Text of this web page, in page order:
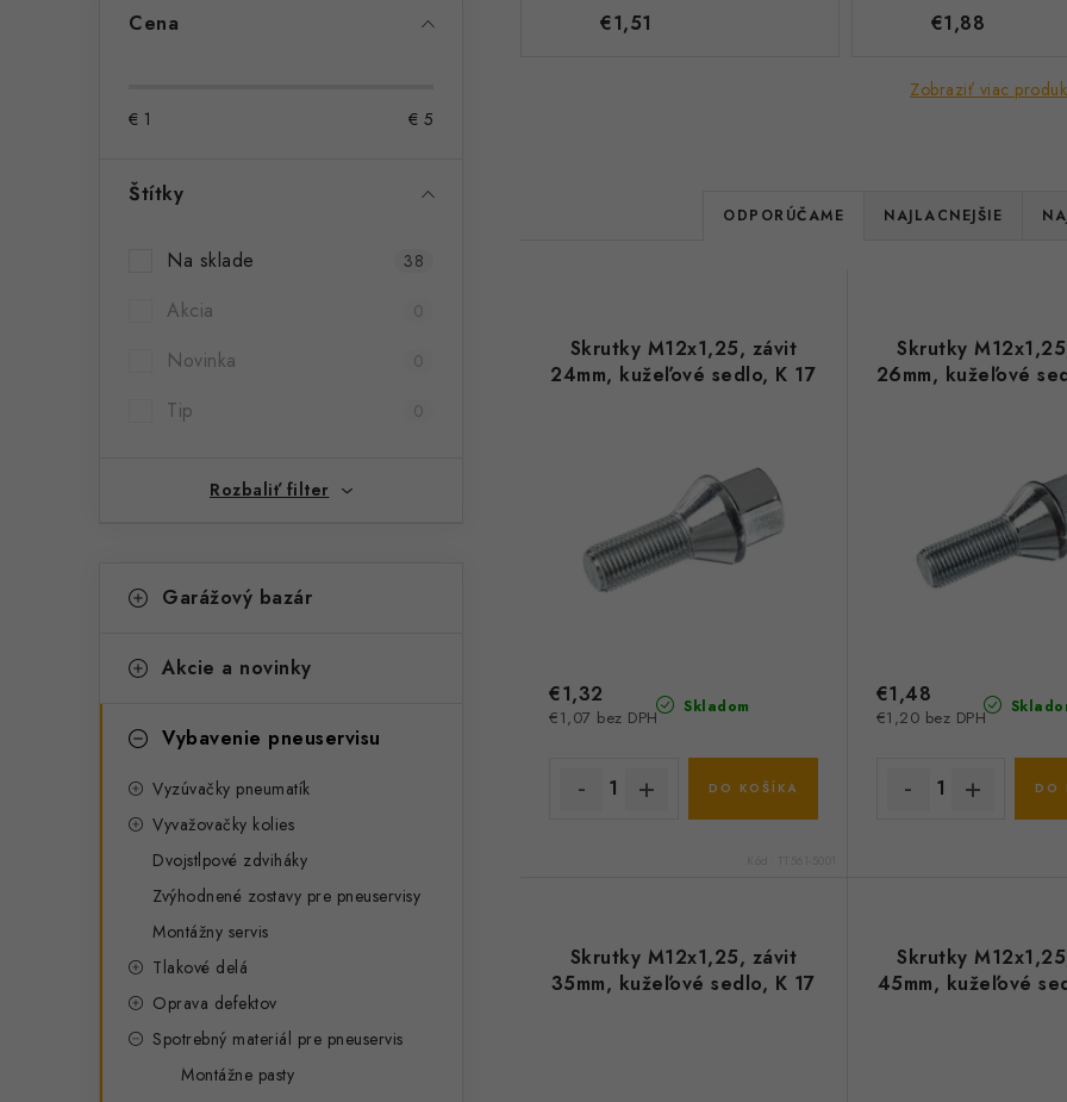
Cena
€ 1 € 5
Štítky
Na sklade 38
Akcia 0
Novinka 0
Tip 0
Rozbaliť filter
kategórie
e
Garážový bazár
Akcie a novinky
Vybavenie pneuservisu
Vyzúvačky pneumatík
Vyvažovačky kolies
Dvojstlpové zdviháky
Zvýhodnené zostavy pre pneuservisy
Montážny servis
Tlakové delá
Oprava defektov
Spotrebný materiál pre pneuservis
Montážne pasty
€1,51 €1,88
Zobraziť viac
R
e
n
e
p
r
u
k
t
ODPORÚČAME NAJLACNEJŠIE
Skrutky M12x1,25, závit
24mm, kužeľové sedlo, K 17
Skladom
€1,07 bez DPH
€1,32
DO KOŠÍKA
Skrutky
26mm, kužeľové
€1,20 bez DPH
€1,48
DO
Skrutky M12x1,25, závit
35mm, kužeľové sedlo, K 17
Skrutky
45mm, kužeľové